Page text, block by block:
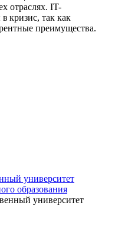
отраслях. IT-
кризис, так как
преимущества.
университет
образования